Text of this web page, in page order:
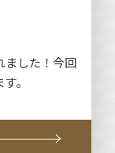
ました！今回
。